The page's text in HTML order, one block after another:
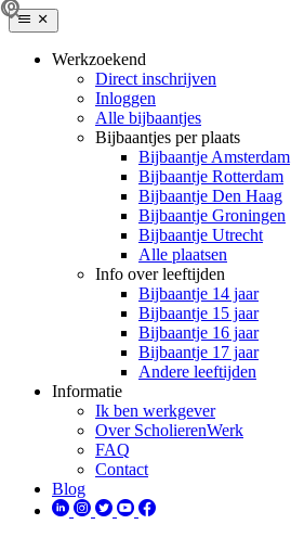
Werkzoekend
Direct inschrijven
Inloggen
Alle bijbaantjes
Bijbaantjes per plaats
Bijbaantje Amsterdam
Bijbaantje Rotterdam
Bijbaantje Den Haag
Bijbaantje Groningen
Bijbaantje Utrecht
Alle plaatsen
Info over leeftijden
Bijbaantje 14 jaar
Bijbaantje 15 jaar
Bijbaantje 16 jaar
Bijbaantje 17 jaar
Andere leeftijden
Informatie
Ik ben werkgever
Over ScholierenWerk
FAQ
Contact
Blog